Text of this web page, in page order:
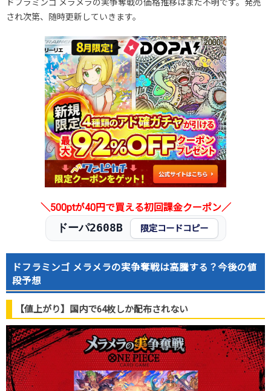
ドフラミンゴ メラメラの実争奪戦の価格推移はまだ不明です。発売
され次第、随時更新していきます。
＼500ptが40円で買える初回課金クーポン／
ドーパ2608B 限定コードコピー
ドフラミンゴ メラメラの実争奪戦は高騰する？今後の値
段予想
【値上がり】国内で64枚しか配布されない